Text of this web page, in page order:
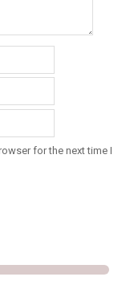
for the next time I